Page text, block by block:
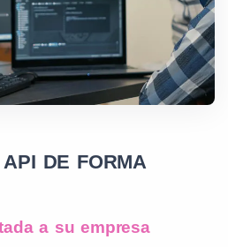
DE FORMA
a su empresa